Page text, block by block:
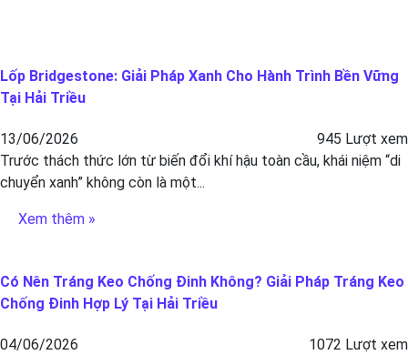
Lốp Bridgestone: Giải Pháp Xanh Cho Hành Trình Bền Vững
Tại Hải Triều
13/06/2026
945 Lượt xem
Trước thách thức lớn từ biến đổi khí hậu toàn cầu, khái niệm “di
chuyển xanh” không còn là một...
Xem thêm »
Có Nên Tráng Keo Chống Đinh Không? Giải Pháp Tráng Keo
Chống Đinh Hợp Lý Tại Hải Triều
04/06/2026
1072 Lượt xem